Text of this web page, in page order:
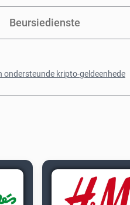
Beursiedienste
ondersteunde kripto-geldeenhede